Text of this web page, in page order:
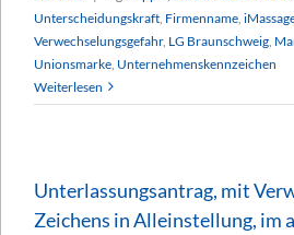
Unterscheidungskraft Firmenname
Verwechselungsgefahr, LG Braunschweig
Unionsmarke Unternehmenskennzeichen
Weiterlesen
Unterlassungsantrag, mit
Zeichens in Alleinstellung, im